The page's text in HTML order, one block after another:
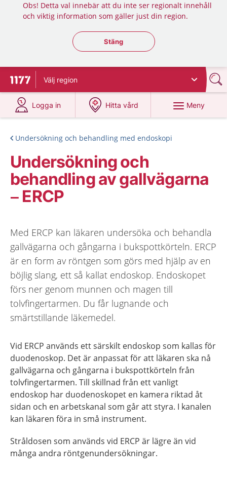
Obs! Detta val innebär att du inte ser regionalt innehåll
och viktig information som gäller just din region.
Stäng regionsväljaren
Stäng
Till startsidan för 1177
Välj region
Logga in
på 1177.se
Hitta vård
på 1177.se
Meny
Undersökning och behandling med endoskopi
Undersökning och
behandling av gallvägarna
– ERCP
Med ERCP kan läkaren undersöka och behandla
gallvägarna och gångarna i bukspottkörteln. ERCP
är en form av röntgen som görs med hjälp av en
böjlig slang, ett så kallat endoskop. Endoskopet
förs ner genom munnen och magen till
tolvfingertarmen. Du får lugnande och
smärtstillande läkemedel.
Vid ERCP används ett särskilt endoskop som kallas för
duodenoskop. Det är anpassat för att läkaren ska nå
gallvägarna och gångarna i bukspottkörteln från
tolvfingertarmen. Till skillnad från ett vanligt
endoskop har duodenoskopet en kamera riktad åt
sidan och en arbetskanal som går att styra. I kanalen
kan läkaren föra in små instrument.
Stråldosen som används vid ERCP är lägre än vid
många andra röntgenundersökningar.